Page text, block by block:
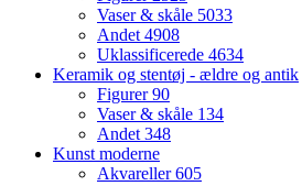
Vaser & skåle 5033
Andet4908
Uklassificerede 4634
Keramik og stentøj - ældre og antik
Figurer90
Vaser & skåle 134
Andet348
Kunst moderne
Akvareller605